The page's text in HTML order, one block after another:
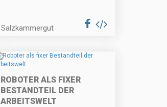
Salzkammergut
ROBOTER ALS FIXER
BESTANDTEIL DER
ARBEITSWELT